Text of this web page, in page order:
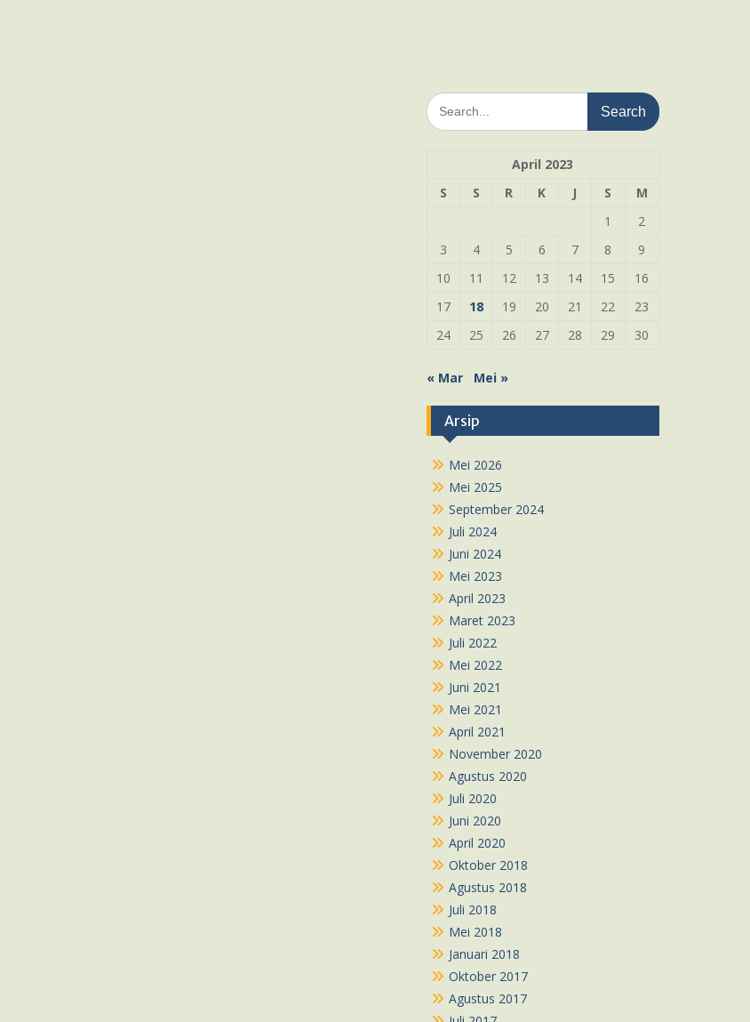
Search
for:
April 2023
S
S R K J S
M
1
2
3
4 5 6 7 8
9
10
11 12 13 14 15
16
17
18 19 20 21 22
23
24
25 26 27 28 29 30
« Mar Mei »
Arsip
Mei 2026
Mei 2025
September 2024
Juli 2024
Juni 2024
Mei 2023
April 2023
Maret 2023
Juli 2022
Mei 2022
Juni 2021
Mei 2021
April 2021
November 2020
Agustus 2020
Juli 2020
Juni 2020
April 2020
Oktober 2018
Agustus 2018
Juli 2018
Mei 2018
Januari 2018
Oktober 2017
Agustus 2017